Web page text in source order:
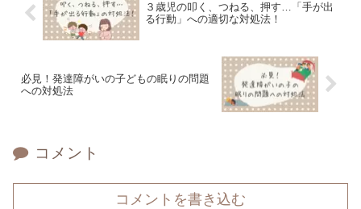
３歳児の叩く、つねる、押す…「手が出
る行動」への適切な対処法！
必見！発達障がいの子どもの眠りの問題
への対処法
コメント
コメントを書き込む